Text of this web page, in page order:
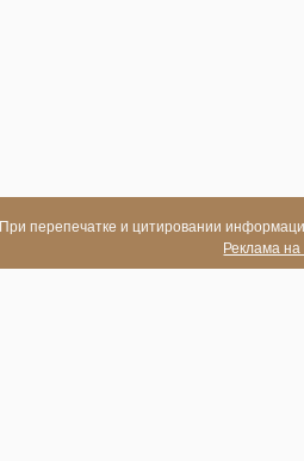
При перепечатке и цитировании
Реклама на